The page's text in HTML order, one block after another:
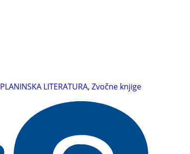
PLANINSKA LITERATURA, Zvočne knjige